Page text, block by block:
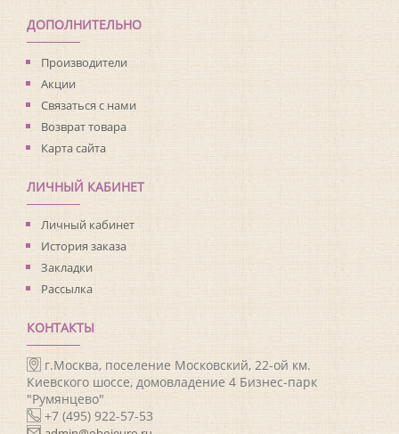
ДОПОЛНИТЕЛЬНО
Производители
Акции
Связаться с нами
Возврат товара
Карта сайта
ЛИЧНЫЙ КАБИНЕТ
Личный кабинет
История заказа
Закладки
Рассылка
КОНТАКТЫ
г.Москва, поселение Московский, 22-ой км.
Киевского шоссе, домовладение 4 Бизнес-парк
"Румянцево"
+7 (495) 922-57-53